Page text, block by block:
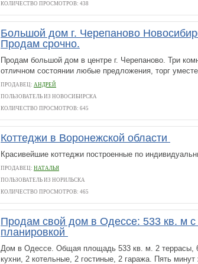
КОЛИЧЕСТВО ПРОСМОТРОВ: 438
Большой дом г. Черепаново
Продам срочно.
Продам большой дом в центре г. Черепаново. Три
отличном состоянии любые предложения, торг
ПРОДАВЕЦ: АНДРЕЙ
ПОЛЬЗОВАТЕЛЬ ИЗ НОВОСИБИРСКА
КОЛИЧЕСТВО ПРОСМОТРОВ: 645
Коттеджи в Воронежской области
Красивейшие коттеджи построенные по
ПРОДАВЕЦ: НАТАЛЬЯ
ПОЛЬЗОВАТЕЛЬ ИЗ НОРИЛЬСКА
КОЛИЧЕСТВО ПРОСМОТРОВ: 465
Продам свой дом в Одессе: 533 кв. м с
планировкой
Дом в Одессе. Общая площадь 533 кв. м. 2 террасы,
кухни, 2 котельные, 2 гостиные, 2 гаража. Пять